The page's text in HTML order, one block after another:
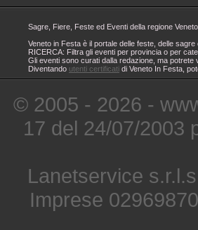
Sagre, Fiere, Feste ed Eventi della regione Veneto.
Veneto in Festa è il portale delle feste, delle
RICERCA: Filtra gli eventi per provincia o per
Gli eventi sono curati dalla redazione, ma
Diventando utenti certificati di Veneto In Festa,
© 2005 - 2026 -
17 del 24/07/2003
Lanetservice
Imprese